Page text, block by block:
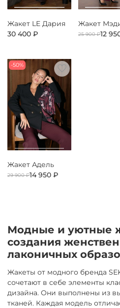
Жакет LE Дария
30 400 ₽
Жакет
25 900 ₽12
-50%
Жакет Адель
29 900 ₽14 950 ₽
Модные и уютные
создания
лаконичных
Жакеты от модного бренда
сочетают в себе элементы
дизайна. Они выполнены из
тканей. Каждая модель